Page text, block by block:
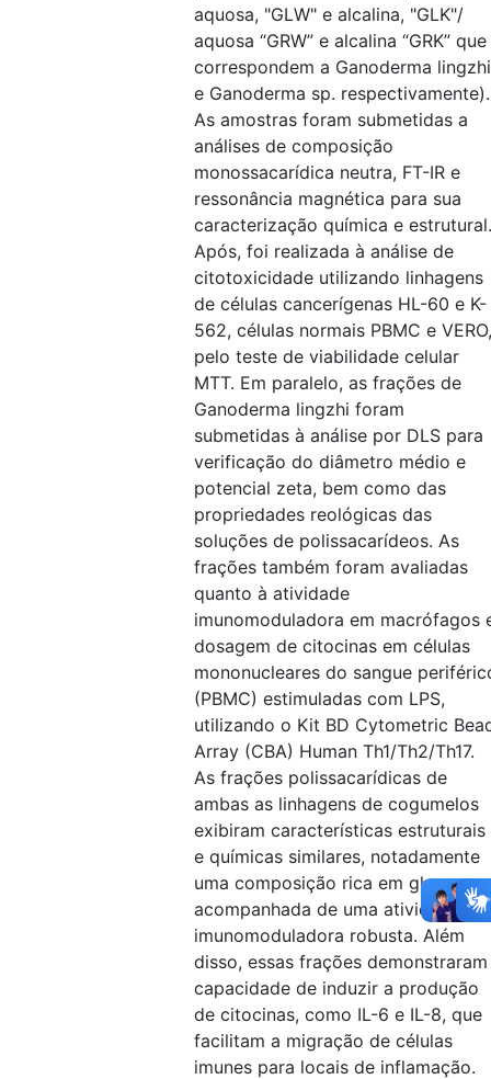
aquosa, "GLW" e alcalina, "GLK"/
aquosa “GRW” e alcalina “GRK” que
correspondem a Ganoderma lingzhi
e Ganoderma sp. respectivamente).
As amostras foram submetidas a
análises de composição
monossacarídica neutra, FT-IR e
ressonância magnética para sua
caracterização química e estrutural.
Após, foi realizada à análise de
citotoxicidade utilizando linhagens
de células cancerígenas HL-60 e K-
562, células normais PBMC e VERO,
pelo teste de viabilidade celular
MTT. Em paralelo, as frações de
Ganoderma lingzhi foram
submetidas à análise por DLS para
verificação do diâmetro médio e
potencial zeta, bem como das
propriedades reológicas das
soluções de polissacarídeos. As
frações também foram avaliadas
quanto à atividade
imunomoduladora em macrófagos
dosagem de citocinas em células
mononucleares do sangue
(PBMC) estimuladas com LPS,
utilizando o Kit BD Cytometric
Array (CBA) Human Th1/Th2/Th17.
As frações polissacarídicas de
ambas as linhagens de cogumelos
exibiram características estruturais
e químicas similares, notadamente
uma composição rica em glucose,
acompanhada de uma atividade
imunomoduladora robusta. Além
disso, essas frações demonstraram
capacidade de induzir a produção
de citocinas, como IL-6 e IL-8, que
facilitam a migração de células
imunes para locais de inflamação.